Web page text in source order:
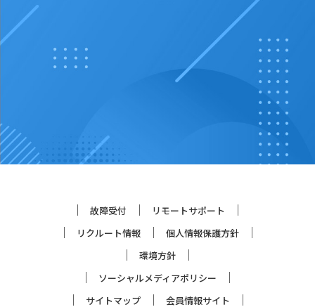
故障受付
リモートサポート
リクルート情報
個人情報保護方針
環境方針
ソーシャルメディアポリシー
サイトマップ
会員情報サイト